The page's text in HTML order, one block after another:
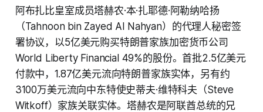
阿布扎比皇室成员塔赫农·本·扎耶德·阿勒纳哈扬
（Tahnoon bin Zayed Al Nahyan）的代理人秘密签
署协议，以5亿美元购买特朗普家族加密货币公司
World Liberty Financial 49%的股份。首批2.5亿美元
付款中，1.87亿美元流向特朗普家族实体，另有约
3100万美元流向中东特使史蒂夫·维特科夫（Steve
Witkoff）家族关联实体。塔赫农是阿联酋总统的兄